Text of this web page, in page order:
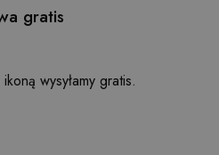
gratis
wysyłamy gratis.